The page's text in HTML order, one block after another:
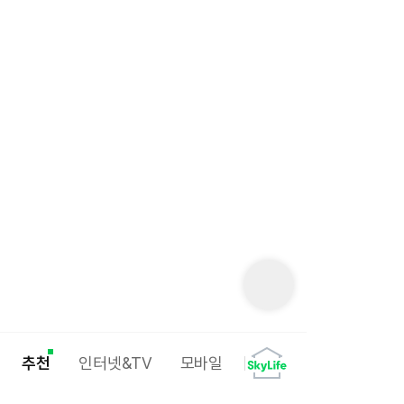
추천 인터넷&TV 모바일